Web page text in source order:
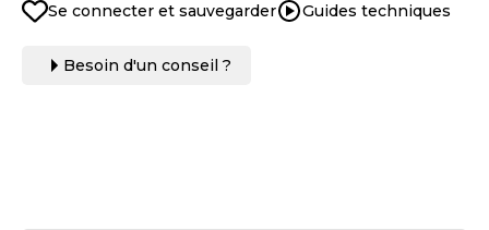
Se connecter et sauvegarder Guides techniques
Besoin d'un conseil ?